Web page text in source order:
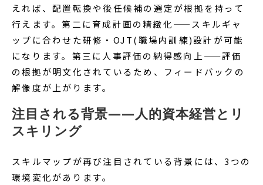
えれば、配置転換や後任候補の選定が根拠を持って
行えます。第二に育成計画の精緻化——スキルギャ
ップに合わせた研修・OJT(職場内訓練)設計が可能
になります。第三に人事評価の納得感向上——評価
の根拠が明文化されているため、フィードバックの
解像度が上がります。
注目される背景——人的資本経営とリ
スキリング
スキルマップが再び注目されている背景には、3つの
環境変化があります。